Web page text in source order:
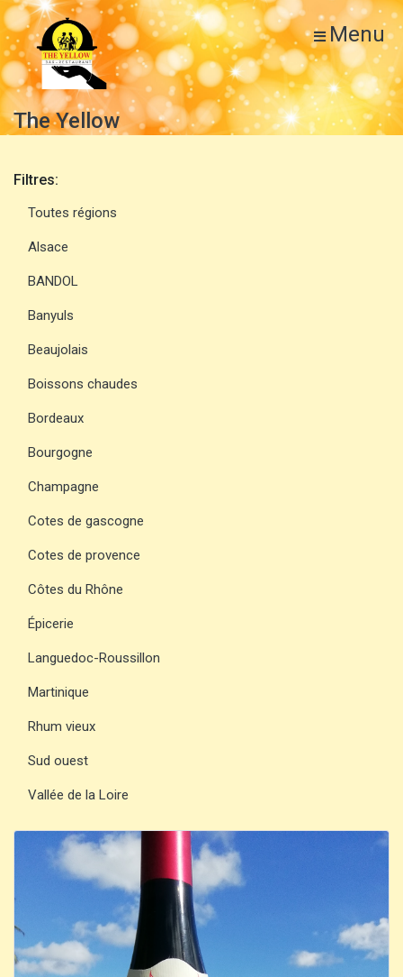
Menu
The Yellow
Filtres:
Toutes régions
Alsace
BANDOL
Banyuls
Beaujolais
Boissons chaudes
Bordeaux
Bourgogne
Champagne
Cotes de gascogne
Cotes de provence
Côtes du Rhône
Épicerie
Languedoc-Roussillon
Martinique
Rhum vieux
Sud ouest
Vallée de la Loire